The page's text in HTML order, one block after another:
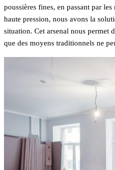
poussières fines, en passant par
haute pression, nous avons la
situation. Cet arsenal nous permet
que des moyens traditionnels ne